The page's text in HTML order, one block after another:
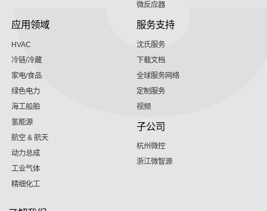
微反应器
应用领域
HVAC
冷链/冷藏
家电/食品
绿色电力
海工船舶
氢能源
航空 & 航天
动力总成
工业气体
精细化工
服务支持
沈氏服务
下载文档
全球服务网络
定制服务
视频
子公司
杭州微控
浙江微智源